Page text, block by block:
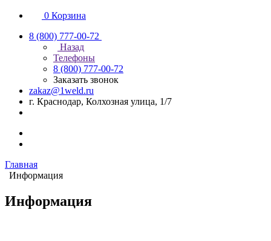
0 Корзина
8 (800) 777-00-72
Назад
Телефоны
8 (800) 777-00-72
Заказать звонок
zakaz@1weld.ru
г. Краснодар, Колхозная улица, 1/7
Главная
Информация
Информация